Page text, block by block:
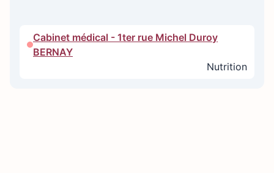
Cabinet médical - 1ter rue Michel Duroy
BERNAY
Nutrition